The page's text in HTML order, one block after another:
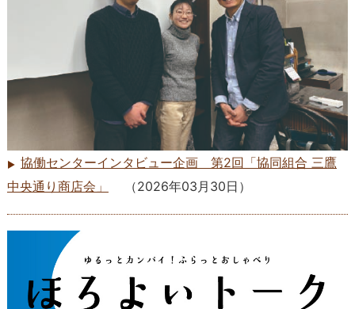
協働センターインタビュー企画 第2回「協同組合 三鷹
中央通り商店会」
（2026年03月30日 ）